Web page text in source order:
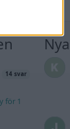
14 svar
för 1